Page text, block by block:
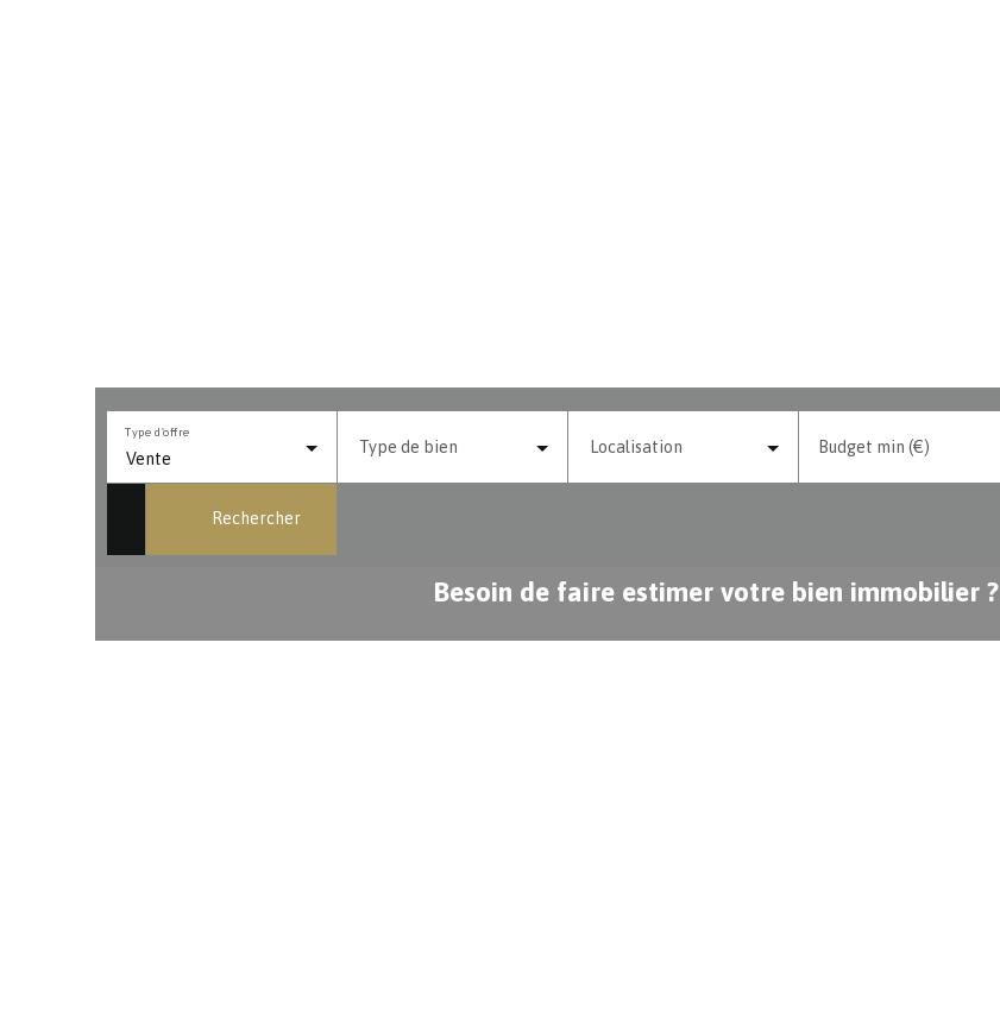
Vente
Type d'offre
Type de bien Localisation Budget min (€)
Rechercher
Besoin de faire estimer votre bien immobilier ?